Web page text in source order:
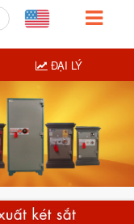
ĐẠI LÝ